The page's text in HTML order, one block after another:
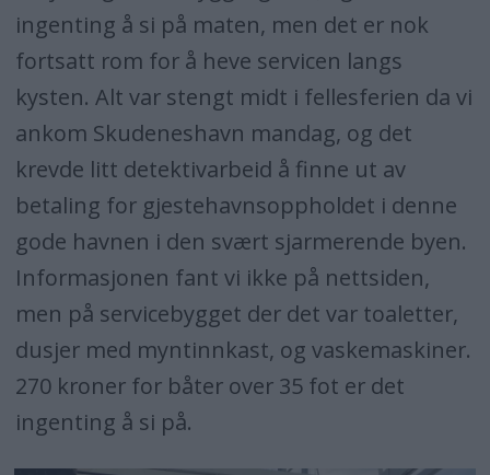
ingenting å si på maten, men det er nok
fortsatt rom for å heve servicen langs
kysten. Alt var stengt midt i fellesferien da vi
ankom Skudeneshavn mandag, og det
krevde litt detektivarbeid å finne ut av
betaling for gjestehavnsoppholdet i denne
gode havnen i den svært sjarmerende byen.
Informasjonen fant vi ikke på nettsiden,
men på servicebygget der det var toaletter,
dusjer med myntinnkast, og vaskemaskiner.
270 kroner for båter over 35 fot er det
ingenting å si på.